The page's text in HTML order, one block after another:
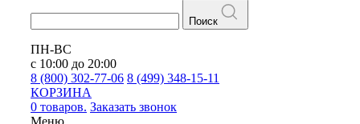
Поиск
ПН-ВС
с 10:00 до 20:00
8 (800) 302-77-06 8 (499) 348-15-11
КОРЗИНА
0 товаров. Заказать звонок
Меню